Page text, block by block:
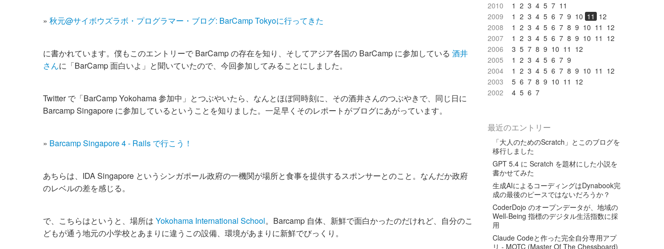
» 秋元@サイボウズラボ・プログラマー・ブログ: BarCamp Tokyoに行ってきた
に書かれています。僕もこのエントリーで BarCamp の存在を知り、そしてアジア各国の BarCamp に参加している 酒井
さんに「BarCamp 面白いよ」と聞いていたので、今回参加してみることにしました。
Twitter で「BarCamp Yokohama 参加中」とつぶやいたら、なんとほぼ同時刻に、その酒井さんのつぶやきで、同じ日に
Barcamp Singapore に参加しているということを知りました。一足早くそのレポートがブログにあがっています。
» Barcamp Singapore 4 - Rails で行こう！
あちらは、IDA Singapore というシンガポール政府の一機関が場所と食事を提供するスポンサーとのこと。なんだか政府
のレベルの差を感じる。
で、こちらはというと、場所は Yokohama International School。Barcamp 自体、新鮮で面白かったのだけれど、自分のこ
どもが通う地元の小学校とあまりに違うこの設備、環境があまりに新鮮でびっくり。
2010
1 2 3 4 5 7 11
2009
1 2 3 4 5 6 7 9 10 11 12
2008
1 2 3 4 5 6 7 8 9 10 11 12
2007
1 2 3 4 5 6 7 8 9 10 11 12
2006
3 5 7 8 9 10 11 12
2005
1 2 3 4 5 6 7 9
2004
1 2 3 4 5 6 7 8 9 10 11 12
2003
5 6 7 8 9 10 11 12
2002
4 5 6 7
最近のエントリー
「大人のためのScratch」とこのブログを
移行しました
GPT 5.4 に Scratch を題材にした小説を
書かせてみた
生成AIによるコーディングはDynabook完
成の最後のピースではないだろうか？
CoderDojo のオープンデータが、地域の
Well-Being 指標のデジタル生活指数に採
用
Claude Codeと作った完全自分専用アプ
リ - MOTC (Master Of The Chessboard)